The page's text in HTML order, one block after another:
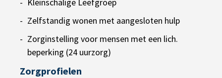
Kleinschalige Leefgroep
Zelfstandig wonen met aangesloten hulp
Zorginstelling voor mensen met een lich.
beperking (24 uurzorg)
Zorgprofielen